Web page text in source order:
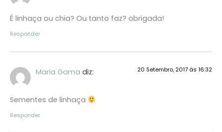
É linhaça ou chia? Ou tanto faz? obrigada!
Responder
Maria Gama diz: 20 Setembro, 2017 às 16:32
Sementes de linhaça
Responder